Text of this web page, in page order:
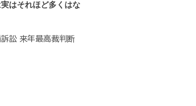
はそれほど多くはな
訟 来年最高裁判断